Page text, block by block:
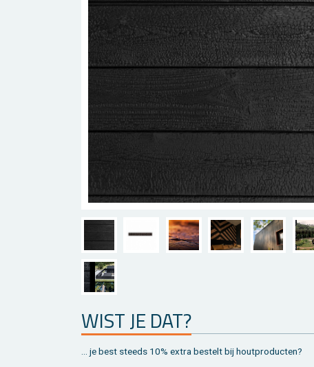
WIST JE DAT?
... je best steeds 10% extra be­stelt bij hout­pro­duc­ten?